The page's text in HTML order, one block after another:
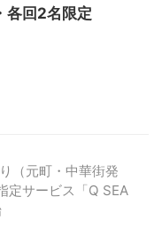
各回2名限定
（元町・中華街発
定サービス「Q SEA